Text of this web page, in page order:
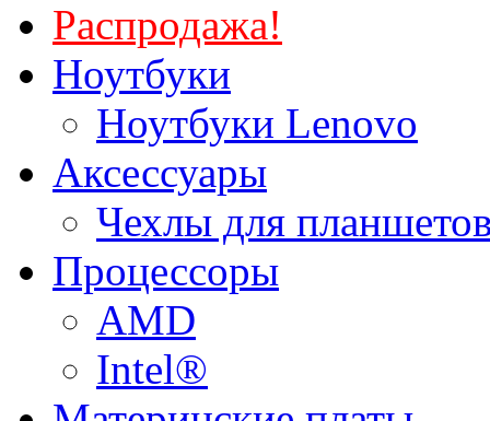
Распродажа!
Ноутбуки
Ноутбуки Lenovo
Аксессуары
Чехлы для
Процессоры
AMD
Intel®